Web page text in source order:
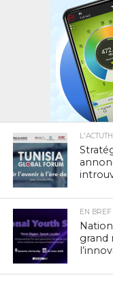
EN BREF
grand